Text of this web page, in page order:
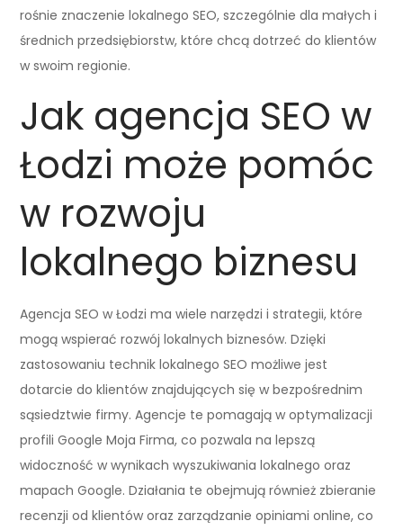
rośnie znaczenie lokalnego SEO, szczególnie dla małych i
średnich przedsiębiorstw, które chcą dotrzeć do klientów
w swoim regionie.
Jak agencja SEO w
Łodzi może pomóc
w rozwoju
lokalnego biznesu
Agencja SEO w Łodzi ma wiele narzędzi i strategii, które
mogą wspierać rozwój lokalnych biznesów. Dzięki
zastosowaniu technik lokalnego SEO możliwe jest
dotarcie do klientów znajdujących się w bezpośrednim
sąsiedztwie firmy. Agencje te pomagają w optymalizacji
profili Google Moja Firma, co pozwala na lepszą
widoczność w wynikach wyszukiwania lokalnego oraz
mapach Google. Działania te obejmują również zbieranie
recenzji od klientów oraz zarządzanie opiniami online, co